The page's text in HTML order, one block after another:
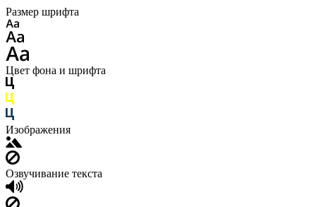
Размер шрифта
Цвет фона и шрифта
Изображения
Озвучивание текста